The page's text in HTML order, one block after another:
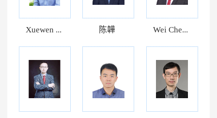
Xuewen ... 陈韡 Wei Che...